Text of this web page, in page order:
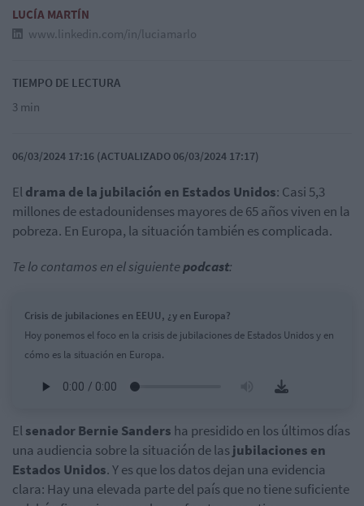
LUCÍA MARTÍN
www.linkedin.com/in/luciamarlo
TIEMPO DE LECTURA
3 min
06/03/2024 17:16 (ACTUALIZADO 06/03/2024 17:17)
Eldrama de la jubilación en Estados Unidos: Casi 5,3
millones de estadounidenses mayores de 65 años viven en la
pobreza. En Europa, la situación también es complicada.
Te lo contamos en el siguientepodcast:
Crisis de jubilaciones en EEUU, ¿y en Europa?
Hoy ponemos el foco en la crisis de jubilaciones de Estados Unidos y en
cómo es la situación en Europa.
Elsenador Bernie Sanders ha presidido en los últimos días
una audiencia sobre la situación de lasjubilaciones en
Estados Unidos. Y es que los datos dejan una evidencia
clara: Hay una elevada parte del país que no tiene suficiente